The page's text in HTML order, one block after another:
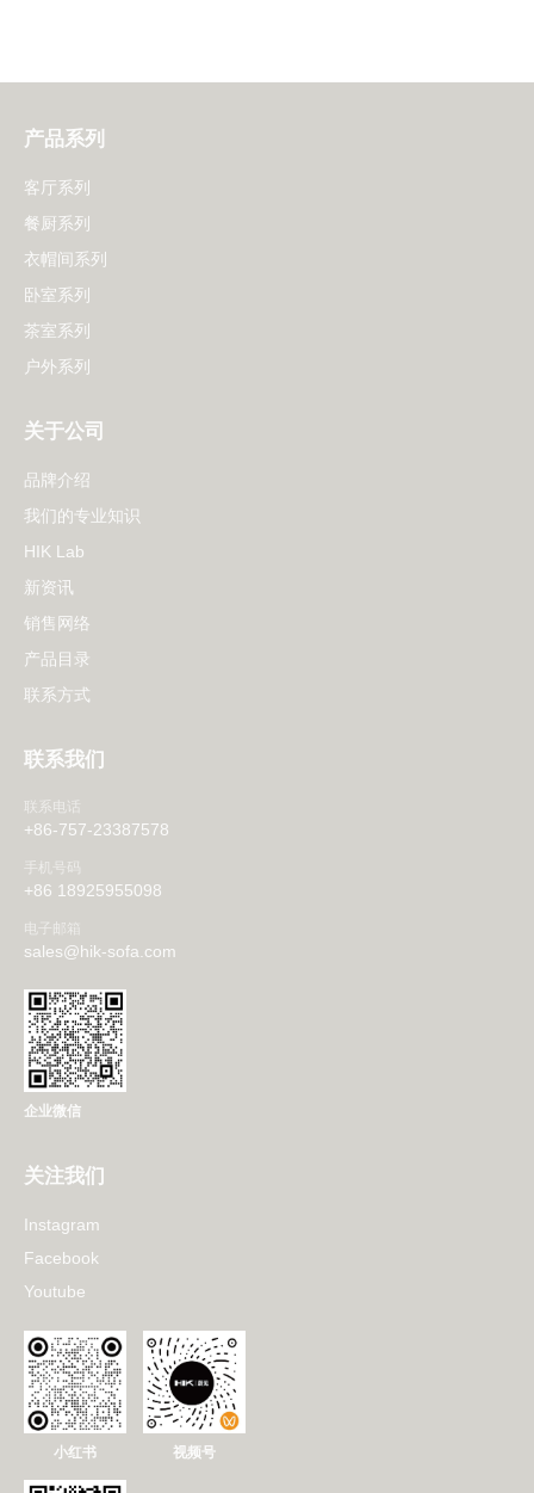
产品系列
客厅系列
餐厨系列
衣帽间系列
卧室系列
茶室系列
户外系列
关于公司
品牌介绍
我们的专业知识
HIK Lab
新资讯
销售网络
产品目录
联系方式
联系我们
联系电话
+86-757-23387578
手机号码
+86 18925955098
电子邮箱
sales@hik-sofa.com
企业微信
关注我们
Instagram
Facebook
Youtube
小红书 视频号